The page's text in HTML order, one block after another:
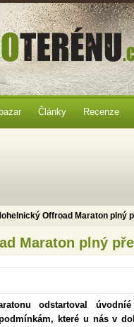
Maraton plný
odstartoval
které u nás v
Články Recenze
Offroad Maraton plný